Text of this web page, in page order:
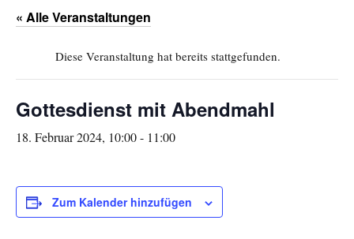
« Alle Veranstaltungen
Diese Veranstaltung hat bereits stattgefunden.
Gottesdienst mit Abendmahl
18. Februar 2024, 10:00- 11:00
Zum Kalender hinzufügen